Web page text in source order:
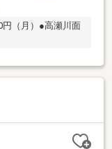
（月）●高瀬川面